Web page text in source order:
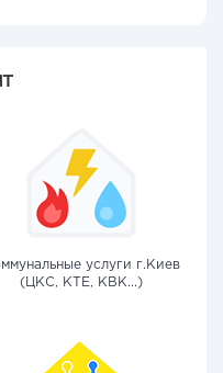
услуги г.Киев
(ЦКС, КТЕ, КВК...)